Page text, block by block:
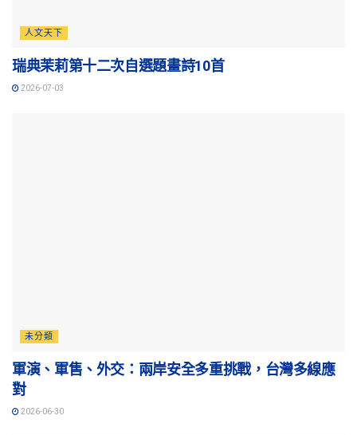
人文天下
瑞典茉莉第十二次自選題畫詩10首
2026-07-03
未分類
軍演、軍售、外交：兩岸安全多重挑戰，台灣多線應
對
2026-06-30